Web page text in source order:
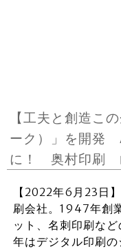
【工夫と創造こ
ーク）」を開発
に！ 奥村印刷
【2022年6月23日
刷会社。1947年創
ット、名刺印刷な
年はデジタル印刷